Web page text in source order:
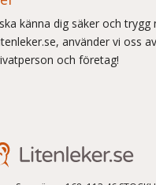
känna dig säker och trygg
använder vi oss
och företag!